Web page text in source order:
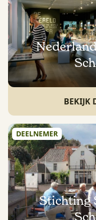
BEKIJK
DEELNEMER
Stichting